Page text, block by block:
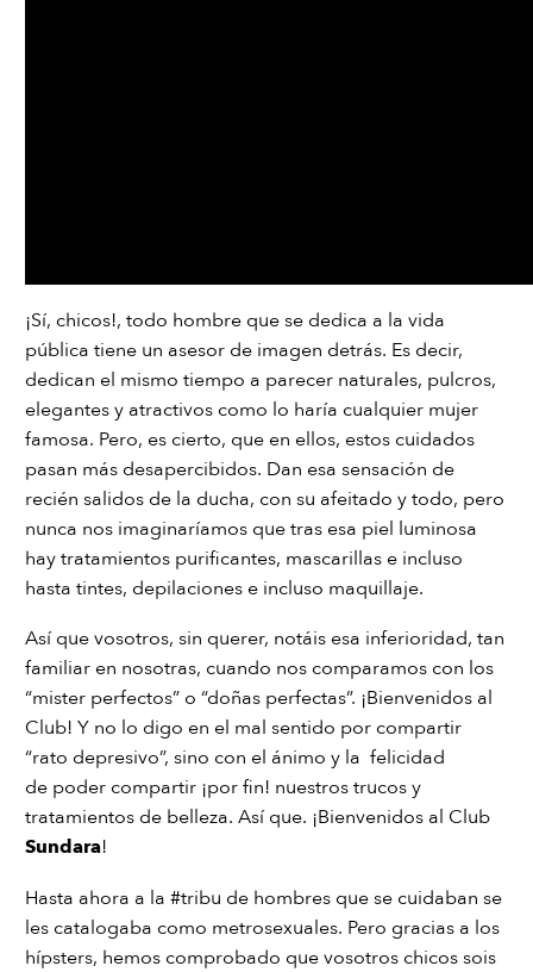
¡Sí, chicos!, todo hombre que se dedica a la vida
pública tiene un asesor de imagen detrás. Es decir,
dedican el mismo tiempo a parecer naturales, pulcros,
elegantes y atractivos como lo haría cualquier mujer
famosa. Pero, es cierto, que en ellos, estos cuidados
pasan más desapercibidos. Dan esa sensación de
recién salidos de la ducha, con su afeitado y todo, pero
nunca nos imaginaríamos que tras esa piel luminosa
hay tratamientos purificantes, mascarillas e incluso
hasta tintes, depilaciones e incluso maquillaje.
Así que vosotros, sin querer, notáis esa inferioridad, tan
familiar en nosotras, cuando nos comparamos con los
“mister perfectos” o “doñas perfectas”. ¡Bienvenidos al
Club! Y no lo digo en el mal sentido por compartir
“rato depresivo”, sino con el ánimo y la felicidad
de poder compartir ¡por fin! nuestros trucos y
tratamientos de belleza. Así que. ¡Bienvenidos al Club
Sundara!
Hasta ahora a la #tribu de hombres que se cuidaban se
les catalogaba como metrosexuales. Pero gracias a los
hípsters, hemos comprobado que vosotros chicos sois